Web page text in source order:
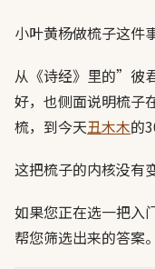
小叶黄杨做梳子这件
从《诗经》里的”彼
好，也侧面说明梳子
梳，到今天丑木木的
这把梳子的内核没有
如果您正在选一把入
帮您筛选出来的答案。